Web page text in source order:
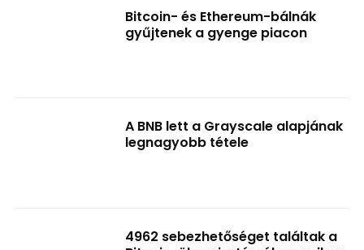
Bitcoin- és Ethereum-bálnák
gyűjtenek a gyenge piacon
A BNB lett a Grayscale alapjának
legnagyobb tétele
4962 sebezhetőséget találtak a